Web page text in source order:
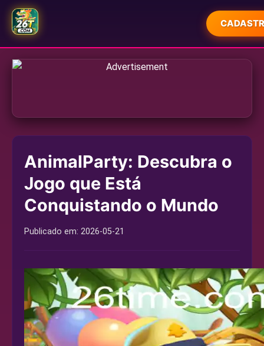
INÍCIO
JOGOS DE ROLETA
SIC BO
OFERTAS EXCLUSIVAS
AnimalParty: Descubra o
Jogo que Está
Conquistando o Mundo
Publicado em: 2026-05-21